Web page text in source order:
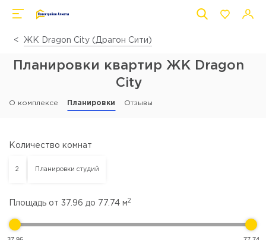
ЖК Dragon City (Драгон Сити)
Планировки квартир ЖК Dragon
City
О комплексе Планировки Отзывы
Количество комнат
2 Планировки студий
Площадь от 37.96 до 77.74 м2